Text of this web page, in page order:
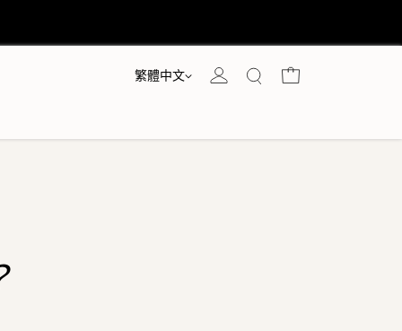
語言
繁體中文 購物車